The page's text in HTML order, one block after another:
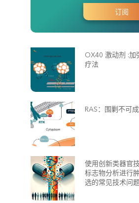
OX40 激动剂 :加
疗法
RAS：围剿不可
使用创新类器官
标志物分析进行
选的常见技术问